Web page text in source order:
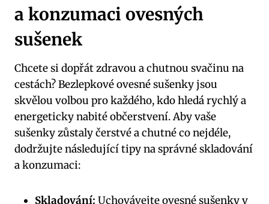
a konzumaci ovesných
sušenek
Chcete si dopřát zdravou a chutnou svačinu na
cestách? Bezlepkové ovesné sušenky jsou
skvělou volbou pro každého, kdo hledá rychlý a
energeticky nabité občerstvení. Aby vaše
sušenky zůstaly čerstvé a chutné co nejdéle,
dodržujte následující tipy na správné skladování
a konzumaci:
Skladování: Uchovávejte ovesné sušenky v